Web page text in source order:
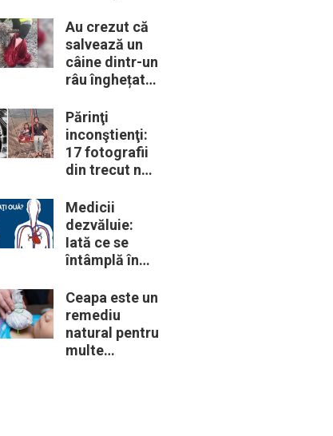
trebui să le
cunoască
Au crezut că
salvează un
câine dintr-un
râu înghețat:
descoperă că
de fapt era un
lup
Părinţi
inconştienţi:
17 fotografii
din trecut ne
periculoase
erau unele
„obiceiuri” ale
vremii
Medicii
dezvăluie:
Iată ce se
întâmplă în
când începem
să mâncăm
câte două
ouă în fiecare
Ceapa este un
remediu
natural pentru
multe